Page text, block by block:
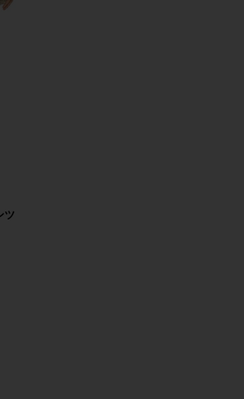
ツ
ZENITH ドレス